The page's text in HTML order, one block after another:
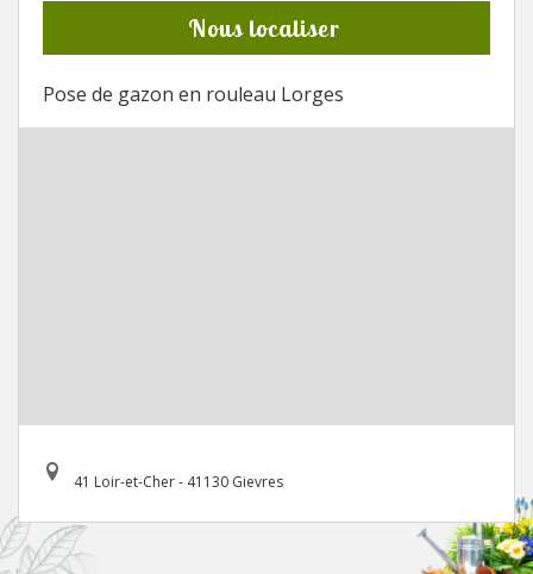
Nous localiser
Pose de gazon en rouleau Lorges
41 Loir-et-Cher - 41130 Gievres